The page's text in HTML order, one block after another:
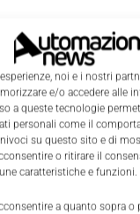
noi e i nostri
e/o accedere alle
a queste tecnologie
personali come il
su questo sito e di
o ritirare il
caratteristiche e funzioni.
a quanto sopra o
l' Informativa
al trattamento dei